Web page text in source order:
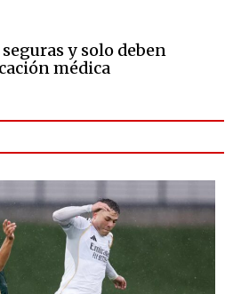
y solo deben
médica